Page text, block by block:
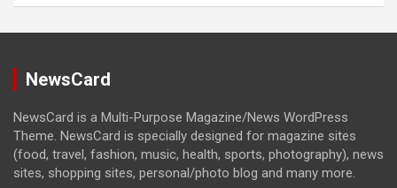
NewsCard
NewsCard is a Multi-Purpose Magazine/News WordPress
Theme. NewsCard is specially designed for magazine sites
(food, travel, fashion, music, health, sports, photography), news
sites, shopping sites, personal/photo blog and many more.